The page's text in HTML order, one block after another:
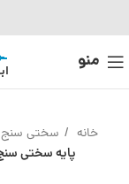
منو
خانه سختی سنج